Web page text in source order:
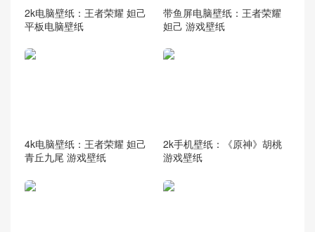
2k电脑壁纸：王者荣耀 妲己
平板电脑壁纸
带鱼屏电脑壁纸：王者荣耀
妲己 游戏壁纸
4k电脑壁纸：王者荣耀 妲己
青丘九尾 游戏壁纸
2k手机壁纸：《原神》胡桃
游戏壁纸